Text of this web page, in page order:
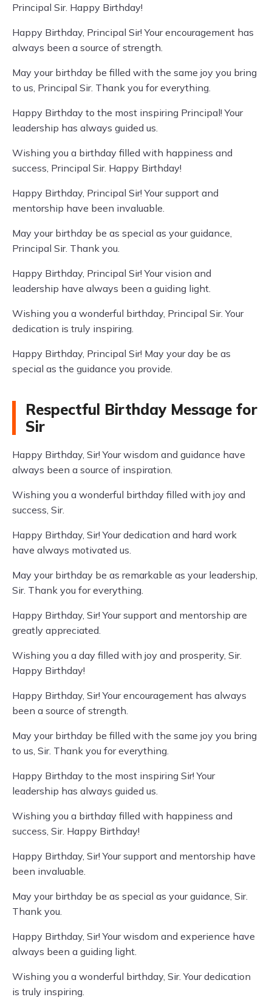
Principal Sir. Happy Birthday!
Happy Birthday, Principal Sir! Your encouragement has
always been a source of strength.
May your birthday be filled with the same joy you bring
to us, Principal Sir. Thank you for everything.
Happy Birthday to the most inspiring Principal! Your
leadership has always guided us.
Wishing you a birthday filled with happiness and
success, Principal Sir. Happy Birthday!
Happy Birthday, Principal Sir! Your support and
mentorship have been invaluable.
May your birthday be as special as your guidance,
Principal Sir. Thank you.
Happy Birthday, Principal Sir! Your vision and
leadership have always been a guiding light.
Wishing you a wonderful birthday, Principal Sir. Your
dedication is truly inspiring.
Happy Birthday, Principal Sir! May your day be as
special as the guidance you provide.
Respectful Birthday Message for
Sir
Happy Birthday, Sir! Your wisdom and guidance have
always been a source of inspiration.
Wishing you a wonderful birthday filled with joy and
success, Sir.
Happy Birthday, Sir! Your dedication and hard work
have always motivated us.
May your birthday be as remarkable as your leadership,
Sir. Thank you for everything.
Happy Birthday, Sir! Your support and mentorship are
greatly appreciated.
Wishing you a day filled with joy and prosperity, Sir.
Happy Birthday!
Happy Birthday, Sir! Your encouragement has always
been a source of strength.
May your birthday be filled with the same joy you bring
to us, Sir. Thank you for everything.
Happy Birthday to the most inspiring Sir! Your
leadership has always guided us.
Wishing you a birthday filled with happiness and
success, Sir. Happy Birthday!
Happy Birthday, Sir! Your support and mentorship have
been invaluable.
May your birthday be as special as your guidance, Sir.
Thank you.
Happy Birthday, Sir! Your wisdom and experience have
always been a guiding light.
Wishing you a wonderful birthday, Sir. Your dedication
is truly inspiring.